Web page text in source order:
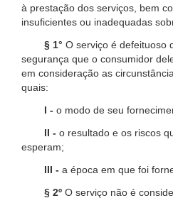
à prestação dos serviços, bem
insuficientes ou inadequadas
§ 1° O serviço é defeituoso
segurança que o consumidor
em consideração as
quais:
I - o modo de seu
II - o resultado e os riscos
esperam;
III - a época em que foi
§ 2º O serviço não é